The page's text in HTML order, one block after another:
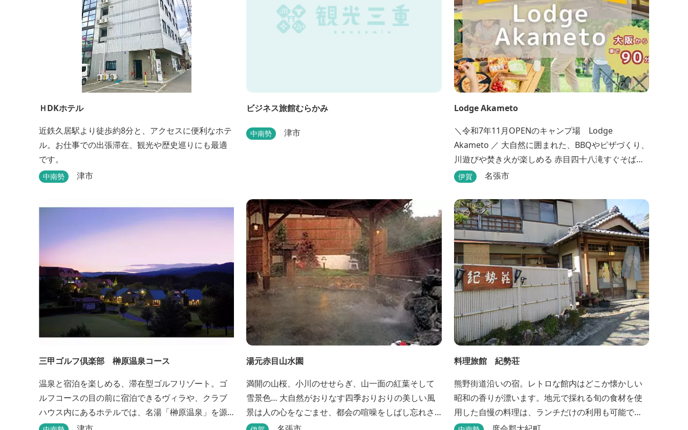
ＨDKホテル
近鉄久居駅より徒歩約8分と、アクセスに便利なホテ
ル。お仕事での出張滞在、観光や歴史巡りにも最適
です。
中南勢 津市
ビジネス旅館むらかみ
中南勢 津市
Lodge Akameto
＼令和7年11月OPENのキャンプ場 Lodge
Akameto ／ 大自然に囲まれた、BBQやピザづくり、
川遊びや焚き火が楽しめる 赤目四十八滝すぐそばの
キャンプ場です。 ★大阪から車で90分・名古屋から
では、BBQをしながら子どもが川遊びをしているの
が見れる！ ★Wi-Fiがつながります！ ★日帰りBBQ
や大人数での研修も...
伊賀 名張市
三甲ゴルフ倶楽部 榊原温泉コース
温泉と宿泊を楽しめる、滞在型ゴルフリゾート。ゴ
ルフコースの目の前に宿泊できるヴィラや、クラブ
ハウス内にあるホテルでは、名湯「榊原温泉」を源
泉かけ流しで堪能できます。
湯元赤目山水園
満開の山桜、小川のせせらぎ、山一面の紅葉そして
雪景色… 大自然がおりなす四季おりおりの美しい風
景は人の心をなごませ、都会の喧噪をしばし忘れさ
せてくれます。 そんな恵まれた環境の中にある、純
料理旅館 紀勢荘
熊野街道沿いの宿。レトロな館内はどこか懐かしい
昭和の香りが漂います。地元で採れる旬の食材を使
用した自慢の料理は、ランチだけの利用も可能で
す。